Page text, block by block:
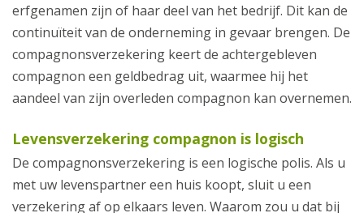
erfgenamen zijn of haar deel van het bedrijf. Dit kan de
continuïteit van de onderneming in gevaar brengen. De
compagnonsverzekering keert de achtergebleven
compagnon een geldbedrag uit, waarmee hij het
aandeel van zijn overleden compagnon kan overnemen.
Levensverzekering compagnon is logisch
De compagnonsverzekering is een logische polis. Als u
met uw levenspartner een huis koopt, sluit u een
verzekering af op elkaars leven. Waarom zou u dat bij